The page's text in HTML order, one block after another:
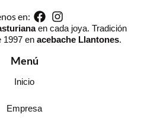
en:
en cada joya. Tradición
1997 en acebache Llantones.
Menú
Inicio
Empresa